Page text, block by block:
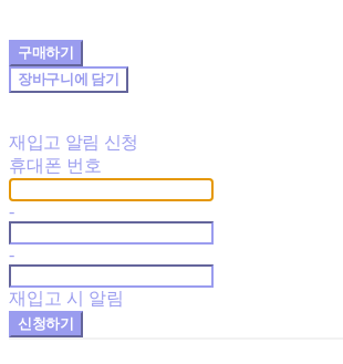
구매하기
장바구니에 담기
재입고 알림 신청
휴대폰 번호
-
-
재입고 시 알림
신청하기